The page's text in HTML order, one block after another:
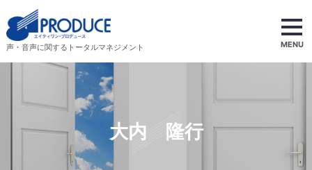
声・音声に関するトータルマネジメント MENU
大内 隆行